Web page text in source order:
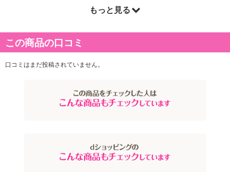
"夏の定番 鰻の蒲焼き
香ばしいうなぎでスタミナ補給！頑張る自分に絶品料理をご褒美
柔らかくふっくらおいしい。
うな丼、うな重、ひつまぶし、うなぎ料理に♪
・賞味期限：製造日より365日
・原産国（最終加工地）：中国
もっと見る
この商品の口コミ
口コミはまだ投稿されていません。